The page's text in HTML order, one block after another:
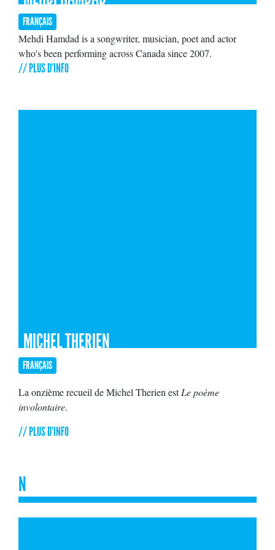
FRANÇAIS
Mehdi Hamdad is a songwriter, musician, poet and actor
who's been performing across Canada since 2007.
// PLUS D'INFO
MICHEL THERIEN
FRANÇAIS
La onzième recueil de Michel Therien estLe poème
involontaire.
// PLUS D'INFO
N